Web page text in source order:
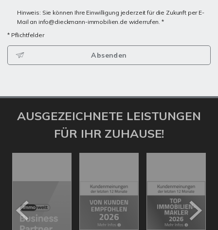
Hinweis: Sie können Ihre Einwilligung jederzeit für die Zukunft per E-
Mail an info@dieckmann-immobilien.de widerrufen. *
* Pflichtfelder
Absenden
AUSGEZEICHNETE LEISTUNGEN
FÜR IHR ZUHAUSE!